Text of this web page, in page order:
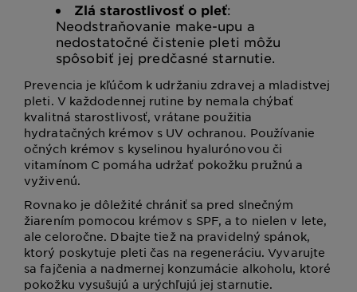
Zlá starostlivosť o pleť:
Neodstraňovanie make-upu a
nedostatočné čistenie pleti môžu
spôsobiť jej predčasné starnutie.
Prevencia je kľúčom k udržaniu zdravej a mladistvej
pleti. V každodennej rutine by nemala chýbať
kvalitná starostlivosť, vrátane použitia
hydratačných krémov s UV ochranou. Používanie
očných krémov s kyselinou hyalurónovou či
vitamínom C pomáha udržať pokožku pružnú a
vyživenú.
Rovnako je dôležité chrániť sa pred slnečným
žiarením pomocou krémov s SPF, a to nielen v lete,
ale celoročne. Dbajte tiež na pravidelný spánok,
ktorý poskytuje pleti čas na regeneráciu. Vyvarujte
sa fajčenia a nadmernej konzumácie alkoholu, ktoré
pokožku vysušujú a urýchľujú jej starnutie.